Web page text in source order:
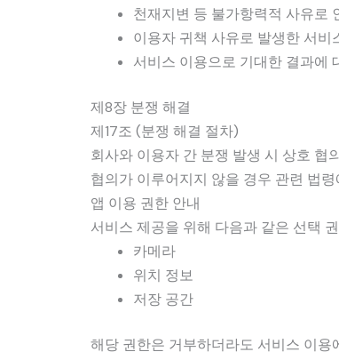
천재지변 등 불가항력적 사유로
이용자 귀책 사유로 발생한 서비
서비스 이용으로 기대한 결과에
제8장 분쟁 해결
제17조 (분쟁 해결 절차)
회사와 이용자 간 분쟁 발생 시 상호 협
협의가 이루어지지 않을 경우 관련 법
앱 이용 권한 안내
서비스 제공을 위해 다음과 같은 선택
카메라
위치 정보
저장 공간
해당 권한은 거부하더라도 서비스 이용